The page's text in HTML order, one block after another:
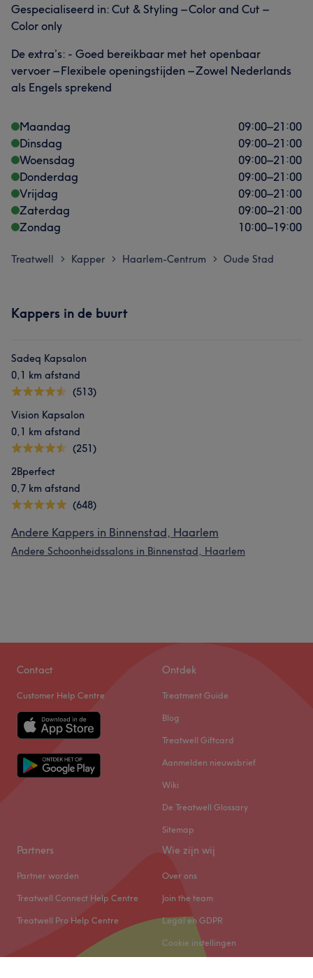
Gespecialiseerd in: Cut & Styling – Color and Cut –
Color only
De extra’s: - Goed bereikbaar met het openbaar
vervoer – Flexibele openingstijden – Zowel Nederlands
als Engels sprekend
Maandag 09:00–21:00
Dinsdag
09:00–21:00
Woensdag
09:00–21:00
Donderdag
09:00–21:00
Vrijdag
09:00–21:00
Zaterdag
09:00–21:00
Zondag
10:00–19:00
Treatwell > Kapper > Haarlem-Centrum > Oude Stad
Kappers in de buurt
Sadeq Kapsalon
0,1 km afstand
(513)
Vision Kapsalon
0,1 km afstand
(251)
2Bperfect
0,7 km afstand
(648)
Andere Kappers in Binnenstad, Haarlem
Andere Schoonheidssalons in Binnenstad, Haarlem
Contact
Customer Help Centre
Ontdek
Treatment Guide
Blog
Treatwell Giftcard
Aanmelden nieuwsbrief
Wiki
De Treatwell Glossary
Sitemap
Partners
Partner worden
Treatwell Connect Help Centre
Treatwell Pro Help Centre
Wie zijn wij
Over ons
Join the team
Legal en GDPR
Cookie instellingen